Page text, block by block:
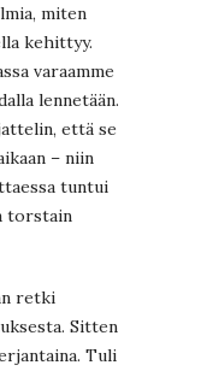
miten
kehittyy.
varaamme
lennetään.
että se
– niin
tuntui
torstain
retki
Sitten
Tuli